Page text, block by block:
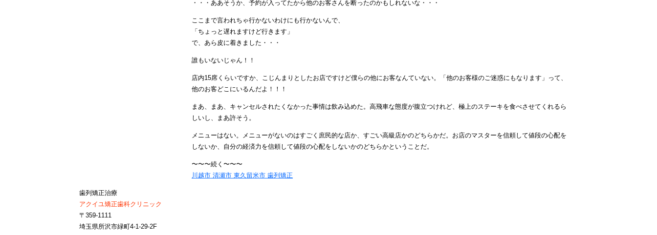
・・・ああそうか、予約が入ってたから他のお客さんを断ったのかもしれないな・・・
ここまで言われちゃ行かないわけにも行かないんで、
「ちょっと遅れますけど行きます」
で、あら皮に着きました・・・
誰もいないじゃん！！
店内15席くらいですか、こじんまりとしたお店ですけど僕らの他にお客なんていない。「他のお客様のご迷惑にもなります」って、
他のお客どこにいるんだよ！！！
まあ、まあ、キャンセルされたくなかった事情は飲み込めた。高飛車な態度が腹立つけれど、極上のステーキを食べさせてくれるら
しいし、まあ許そう。
メニューはない。メニューがないのはすごく庶民的な店か、すごい高級店かのどちらかだ。お店のマスターを信頼して値段の心配を
しないか、自分の経済力を信頼して値段の心配をしないかのどちらかということだ。
〜〜〜続く〜〜〜
川越市 清瀬市 東久留米市 歯列矯正
歯列矯正治療
アクイユ矯正歯科クリニック
〒359-1111
埼玉県所沢市緑町4-1-29-2F